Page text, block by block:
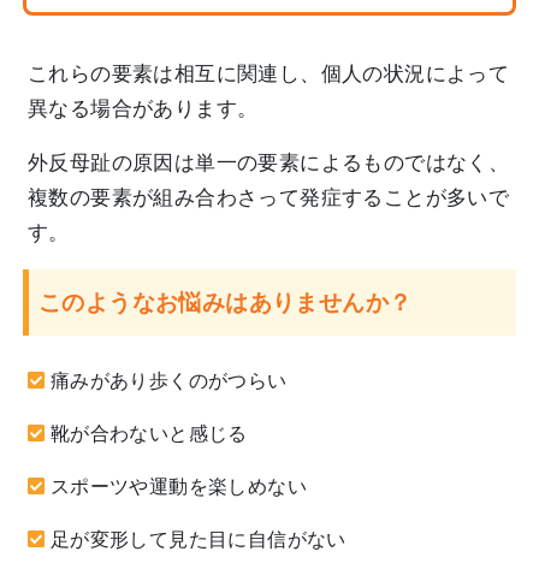
これらの要素は相互に関連し、個人の状況によって
異なる場合があります。
外反母趾の原因は単一の要素によるものではなく、
複数の要素が組み合わさって発症することが多いで
す。
このようなお悩みはありませんか？
痛みがあり歩くのがつらい
靴が合わないと感じる
スポーツや運動を楽しめない
足が変形して見た目に自信がない